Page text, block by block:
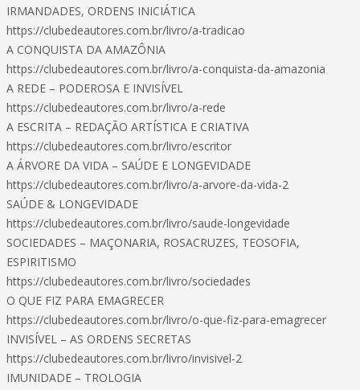
IRMANDADES, ORDENS INICIÁTICA
https://clubedeautores.com.br/livro/a-tradicao
A CONQUISTA DA AMAZÔNIA
https://clubedeautores.com.br/livro/a-conquista-da-amazonia
A REDE – PODEROSA E INVISÍVEL
https://clubedeautores.com.br/livro/a-rede
A ESCRITA – REDAÇÃO ARTÍSTICA E CRIATIVA
https://clubedeautores.com.br/livro/escritor
A ÁRVORE DA VIDA – SAÚDE E LONGEVIDADE
https://clubedeautores.com.br/livro/a-arvore-da-vida-2
SAÚDE & LONGEVIDADE
https://clubedeautores.com.br/livro/saude-longevidade
SOCIEDADES – MAÇONARIA, ROSACRUZES, TEOSOFIA,
ESPIRITISMO
https://clubedeautores.com.br/livro/sociedades
O QUE FIZ PARA EMAGRECER
https://clubedeautores.com.br/livro/o-que-fiz-para-emagrecer
INVISÍVEL – AS ORDENS SECRETAS
https://clubedeautores.com.br/livro/invisivel-2
IMUNIDADE – TROLOGIA